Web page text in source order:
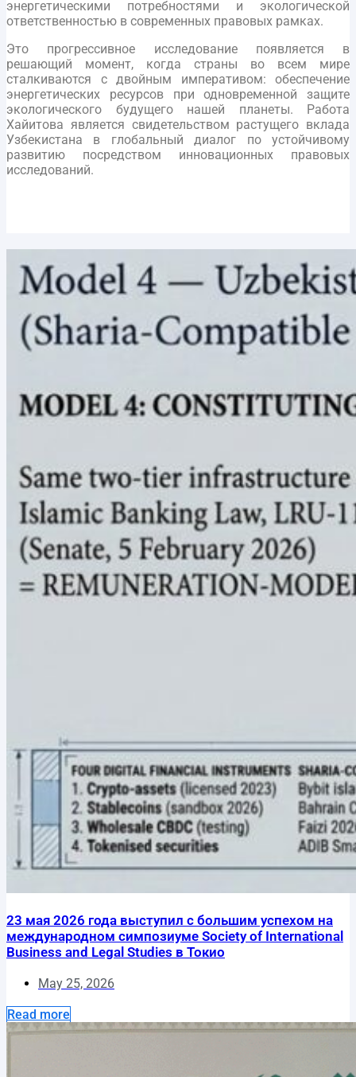
энергетическими потребностями и экологической
ответственностью в современных правовых рамках.
Это прогрессивное исследование появляется в
решающий момент, когда страны во всем мире
сталкиваются с двойным императивом: обеспечение
энергетических ресурсов при одновременной защите
экологического будущего нашей планеты. Работа
Хайитова является свидетельством растущего вклада
Узбекистана в глобальный диалог по устойчивому
развитию посредством инновационных правовых
исследований.
23 мая 2026 года выступил с большим успехом на
международном симпозиуме Society of International
Business and Legal Studies в Токио
May 25, 2026
Read more